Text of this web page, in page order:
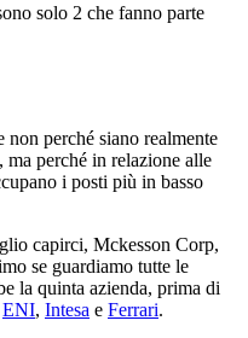
solo 2 che fanno parte
perché siano realmente
perché in relazione alle
i posti più in basso
capirci, Mckesson Corp,
se guardiamo tutte le
la quinta azienda, prima di
ENI, Intesa e Ferrari.